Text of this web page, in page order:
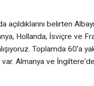
açıldıklarını belirten
Hollanda, İsviçre ve
Toplamda 60'a
var. Almanya ve